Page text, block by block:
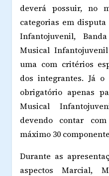
deverá possuir, no
categorias em disputa
Infantojuvenil,
Musical
uma com critérios
dos integrantes. Já o
obrigatório apenas
Musical
devendo contar
máximo 30
Durante as
aspectos Marcial,